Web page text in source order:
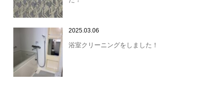
2025.03.06
浴室クリーニングをしました！